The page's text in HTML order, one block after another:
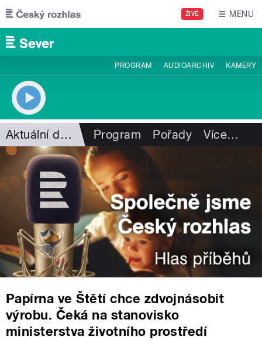
Přejít k hlavnímu obsahu
ŽIVĚ MENU
PROGRAM AUDIOARCHIV KAMERY
Aktuální dění Program Pořady Více…
Papírna ve Štětí chce zdvojnásobit
výrobu. Čeká na stanovisko
ministerstva životního prostředí